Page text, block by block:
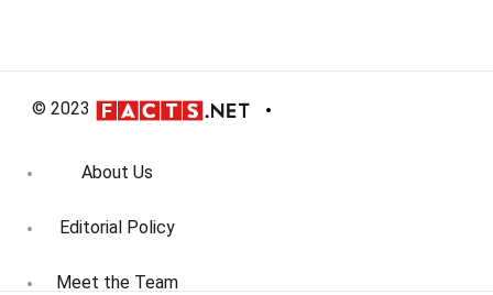
© 2023
About Us
Editorial Policy
Meet the Team